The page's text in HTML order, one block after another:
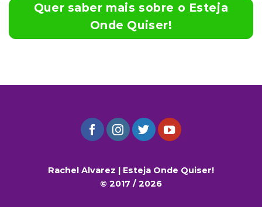
Quer saber mais sobre o Esteja
Onde Quiser!
Rachel Alvarez | Esteja Onde Quiser!
© 2017 / 2026